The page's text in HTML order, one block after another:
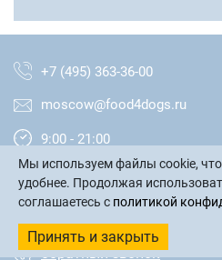
+7 (495) 363-36-00
moscow@food4dogs.ru
9:00 - 21:00
Москва и МО
обратный звонок
Мы используем файлы cookie,
удобнее. Продолжая
соглашаетесь с политикой
Принять и закрыть